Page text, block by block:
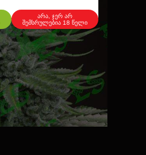
არა, ჯერ არ
შემსრულებია 18 წელი